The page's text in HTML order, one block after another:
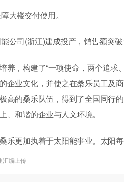
大楼交付使用。
公司(浙江)建成投产，销售额突
养，构建了“一项使命，两个追
企业文化，并使之在桑乐员工及
高的桑乐队伍，得到了全国同行
、和谐的企业与人文环境。
乐更加执着于太阳能事业。太阳
汇编上传